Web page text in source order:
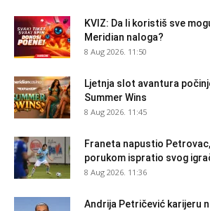
KVIZ: Da li koristiš sve
Meridian naloga?
8 Aug 2026. 11:50
Ljetnja slot avantura
Summer Wins
8 Aug 2026. 11:45
Franeta napustio
porukom ispratio svog
8 Aug 2026. 11:36
Andrija Petričević karijeru